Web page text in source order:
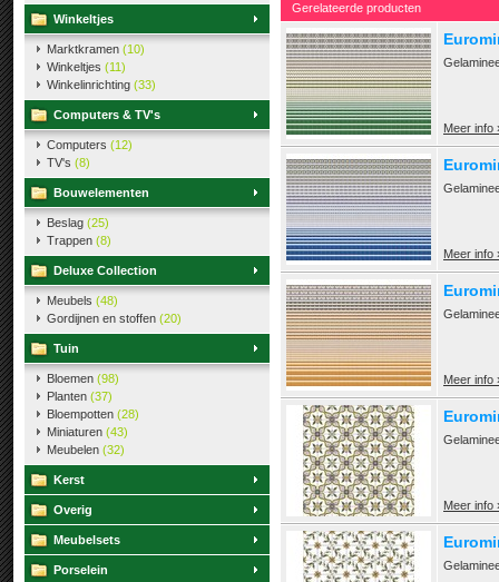
Winkeltjes
Marktkramen (10)
Winkeltjes (11)
Winkelinrichting (33)
Computers & TV's
Computers (12)
TV's (8)
Bouwelementen
Beslag (25)
Trappen (8)
Deluxe Collection
Meubels (48)
Gordijnen en stoffen (20)
Tuin
Bloemen (98)
Planten (37)
Bloempotten (28)
Miniaturen (43)
Meubelen (32)
Kerst
Overig
Meubelsets
Porselein
Gerelateerde producten
Meer info
Meer info
Meer info
Meer info